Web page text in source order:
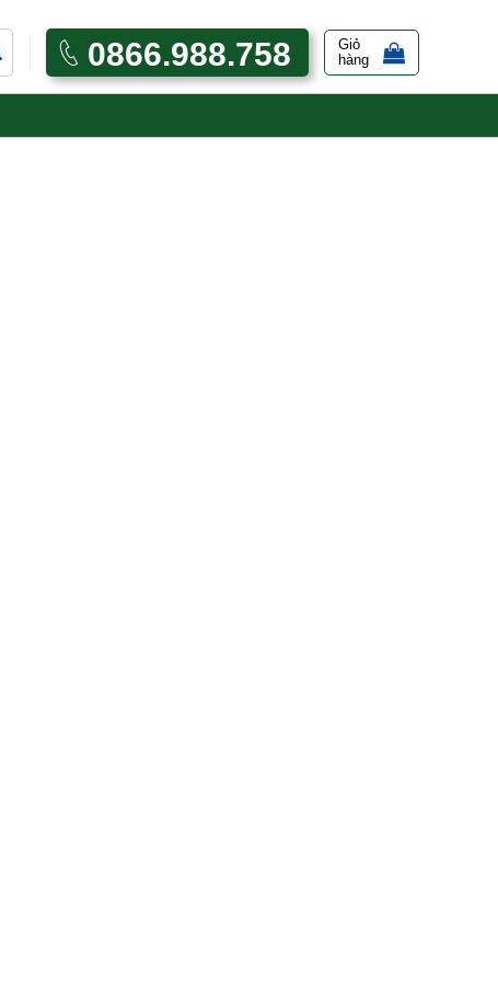
0866.988.758
Giỏ
hàng